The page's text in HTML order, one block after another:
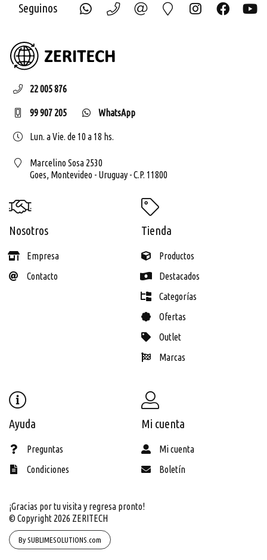
Seguinos
22 005 876
99 907 205 WhatsApp
Lun. a Vie. de 10 a 18 hs.
Marcelino Sosa 2530
Goes, Montevideo - Uruguay - C.P. 11800
Nosotros
Empresa
Contacto
Tienda
Productos
Destacados
Categorías
Ofertas
Outlet
Marcas
Ayuda
Preguntas
Condiciones
Mi cuenta
Mi cuenta
Boletín
¡Gracias por tu visita y regresa pronto!
© Copyright 2026 ZERITECH
By SUBLIMESOLUTIONS.com